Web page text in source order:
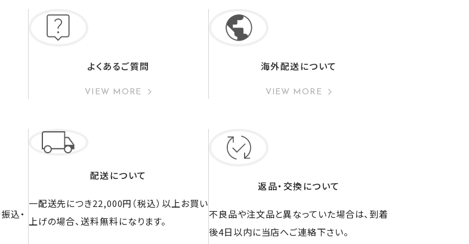
よくあるご質問
VIEW MORE
海外配送について
VIEW MORE
込・
配送について
一配送先につき22,000円（税込）以上お買い
上げの場合、送料無料になります。
返品・交換について
不良品や注文品と異なっていた場合は、到着
後4日以内に当店へご連絡下さい。